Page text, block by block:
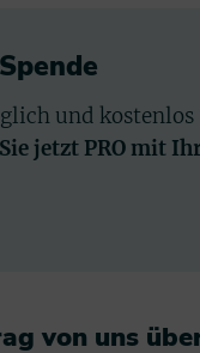
und
jetzt PRO mit
von uns